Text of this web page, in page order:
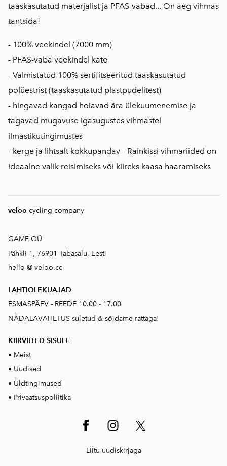
taaskasutatud materjalist ja PFAS-vabad... On aeg vihmas
tantsida!
- 100% veekindel (7000 mm)
- PFAS-vaba veekindel kate
- Valmistatud 100% sertifitseeritud taaskasutatud
polüestrist (taaskasutatud plastpudelitest)
- hingavad kangad hoiavad ära ülekuumenemise ja
tagavad mugavuse igasugustes vihmastel
ilmastikutingimustes
- kerge ja lihtsalt kokkupandav – Rainkissi vihmariided on
ideaalne valik reisimiseks või kiireks kaasa haaramiseks
veloo cycling company
GAME OÜ
Pähkli 1, 76901 Tabasalu, Eesti
hello @ veloo.cc
LAHTIOLEKUAJAD
ESMASPÄEV - REEDE 10.00 - 17.00
NÄDALAVAHETUS suletud & söidame rattaga!
KIIRVIITED SISULE
• Meist
• Uudised
• Üldtingimused
• Privaatsuspoliitika
Liitu uudiskirjaga